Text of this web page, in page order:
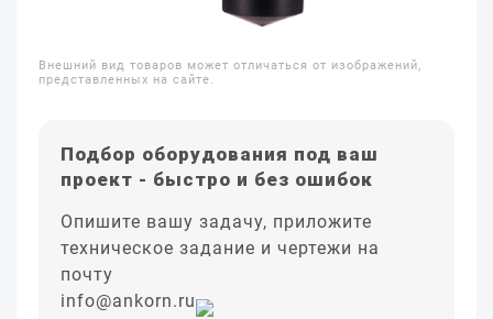
Внешний вид товаров может отличаться от изображений,
представленных на сайте.
Подбор оборудования под ваш
проект - быстро и без ошибок
Опишите вашу задачу, приложите
техническое задание и чертежи на
почту
info@ankorn.ru